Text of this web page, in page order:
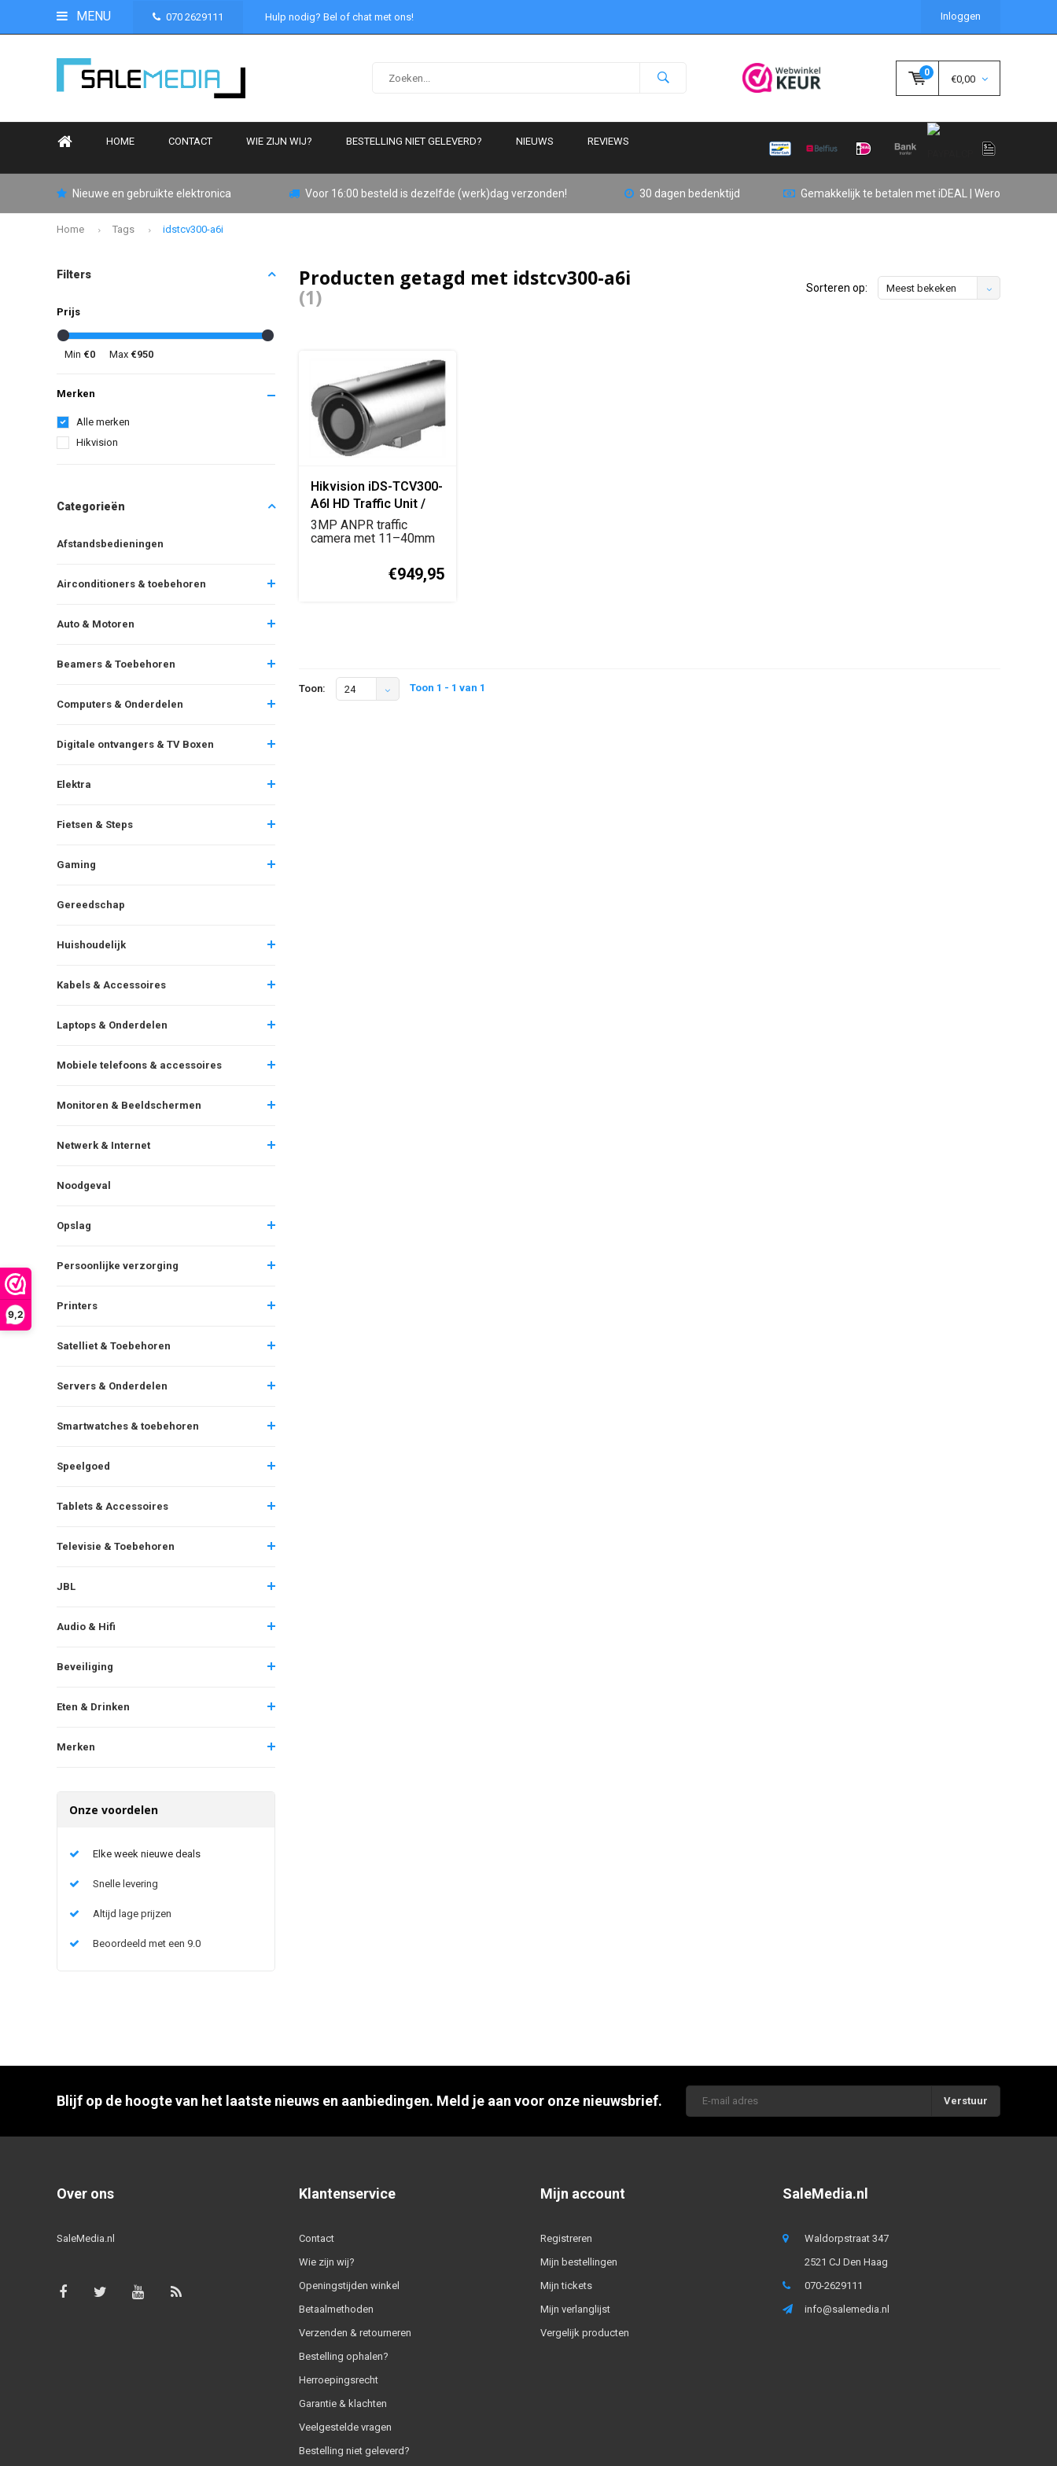
9,2
MENU 070 2629111 Hulp nodig? Bel of chat met ons! Inloggen
0
€0,00
HOME CONTACT WIE ZIJN WIJ? BESTELLING NIET GELEVERD? NIEUWS REVIEWS
Nieuwe en gebruikte elektronica Voor 16:00 besteld is dezelfde (werk)dag verzonden! 30 dagen bedenktijd Gemakkelijk te betalen met iDEAL | Wero
Home Tags idstcv300-a6i
Filters
Prijs
Min €0 Max €950
Merken
Alle merken
Hikvision
Categorieën
Afstandsbedieningen
Airconditioners & toebehoren
Auto & Motoren
Beamers & Toebehoren
Computers & Onderdelen
Digitale ontvangers & TV Boxen
Elektra
Fietsen & Steps
Gaming
Gereedschap
Huishoudelijk
Kabels & Accessoires
Laptops & Onderdelen
Mobiele telefoons & accessoires
Monitoren & Beeldschermen
Netwerk & Internet
Noodgeval
Opslag
Persoonlijke verzorging
Printers
Satelliet & Toebehoren
Servers & Onderdelen
Smartwatches & toebehoren
Speelgoed
Tablets & Accessoires
Televisie & Toebehoren
JBL
Audio & Hifi
Beveiliging
Eten & Drinken
Merken
Onze voordelen
Elke week nieuwe deals
Snelle levering
Altijd lage prijzen
Beoordeeld met een 9.0
Producten getagd met idstcv300-a6i
(1) Sorteren op: Meest bekeken
Hikvision iDS-TCV300-
A6I HD Traffic Unit /
ANPR Checkpoint
Camera
3MP ANPR traffic
camera met 11–40mm
kentekenherk...€949,95
Toon: 24 Toon 1 - 1 van 1
Blijf op de hoogte van het laatste nieuws en aanbiedingen. Meld je aan voor onze nieuwsbrief. Verstuur
Over ons
SaleMedia.nl
Klantenservice
Contact
Wie zijn wij?
Openingstijden winkel
Betaalmethoden
Verzenden & retourneren
Bestelling ophalen?
Herroepingsrecht
Garantie & klachten
Veelgestelde vragen
Bestelling niet geleverd?
Mijn account
Registreren
Mijn bestellingen
Mijn tickets
Mijn verlanglijst
Vergelijk producten
SaleMedia.nl
Waldorpstraat 347
2521 CJ Den Haag
070-2629111
info@salemedia.nl